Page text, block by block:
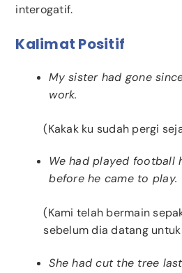
interogatif.
Kalimat Positif
My sister had gone
work.
(Kakak ku sudah pergi
We had played football
before he came to play.
(Kami telah bermain
sebelum dia datang
She had cut the tree